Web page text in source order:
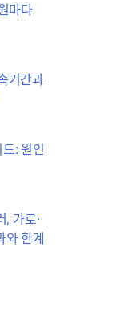
마다
기간과
: 원인
가로·
와 한계